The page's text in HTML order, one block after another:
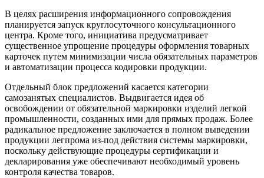
В целях расширения информационного сопровождения
планируется запуск круглосуточного консультационного
центра. Кроме того, инициатива предусматривает
существенное упрощение процедуры оформления товарных
карточек путем минимизации числа обязательных параметров
и автоматизации процесса кодировки продукции.
Отдельный блок предложений касается категории
самозанятых специалистов. Выдвигается идея об
освобождении от обязательной маркировки изделий легкой
промышленности, созданных ими для прямых продаж. Более
радикальное предложение заключается в полном выведении
продукции легпрома из-под действия системы маркировки,
поскольку действующие процедуры сертификации и
декларирования уже обеспечивают необходимый уровень
контроля качества товаров.